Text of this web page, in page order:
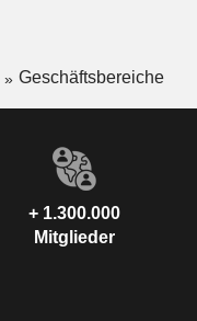
Geschäftsbereiche
+ 1.300.000
Mitglieder